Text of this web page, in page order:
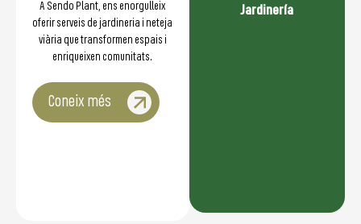
A Sendo Plant, ens enorgulleix
oferir serveis de jardineria i neteja
viària que transformen espais i
enriqueixen comunitats.
Coneix més
Jardinería